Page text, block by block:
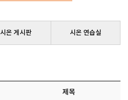
시온 게시판 시온 연습실
제목